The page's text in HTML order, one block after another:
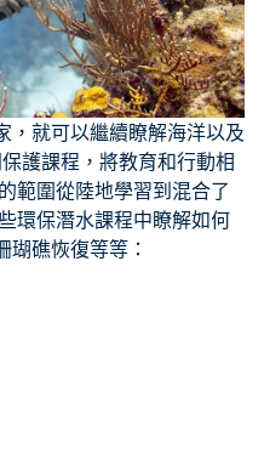
，就可以繼續瞭解海洋以及
護課程，將教育和行動相
範圍從陸地學習到混合了
環保潛水課程中瞭解如何
礁恢復等等：